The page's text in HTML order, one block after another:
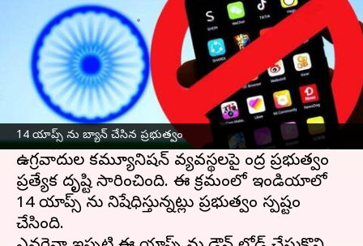
14 యాప్స్ ను బ్యాన్ చేసిన ప్రభుత్వం
Jayachandra Akuri May 01, 2023 12:44 pm
ఈ వార్తాకథనం ఏంటి
కేంద్ర ప్రభుత్వం కీలక నిర్ణయం తీసుకుంది. జమ్మూ
కాశ్మీర్లో ఉగ్రవాదులు ఉపయోగించే 14 యాప్స్ ను
కేంద్రం బ్లాక్ చేస్తూ ఉత్తర్వులు జారీ చేసింది.
ఉగ్రవాదుల కమ్యూనికేషన్ వ్యవస్థలపై కేంద్ర ప్రభుత్వం
ప్రత్యేక దృష్టి సారించింది. ఈ క్రమంలో ఇండియాలో
14 యాప్స్ ను నిషేధిస్తున్నట్లు ప్రభుత్వం స్పష్టం
చేసింది.